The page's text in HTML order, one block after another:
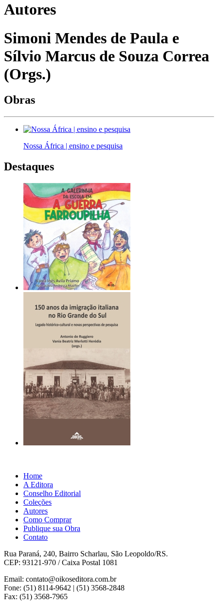
Autores
Simoni Mendes de Paula e
Sílvio Marcus de Souza Correa
(Orgs.)
Obras
Nossa África | ensino e pesquisa
Destaques
Home
A Editora
Conselho Editorial
Coleções
Autores
Como Comprar
Publique sua Obra
Contato
Rua Paraná, 240, Bairro Scharlau, São Leopoldo/RS.
CEP: 93121-970 / Caixa Postal 1081
Email: contato@oikoseditora.com.br
Fone: (51) 8114-9642 | (51) 3568-2848
Fax: (51) 3568-7965